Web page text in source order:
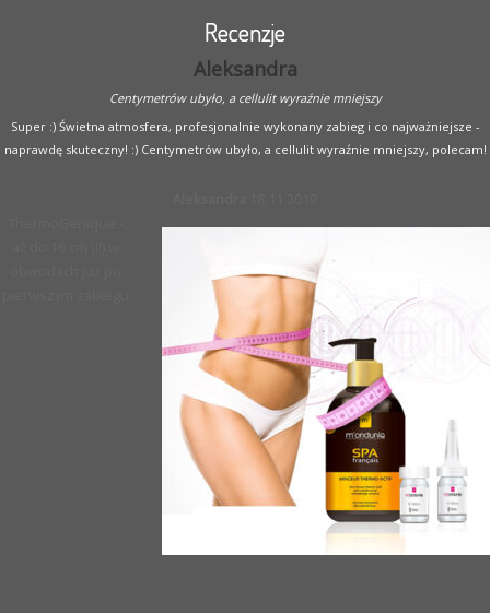
Recenzje
Aleksandra
Centymetrów ubyło, a cellulit wyraźnie mniejszy
Super :) Świetna atmosfera, profesjonalnie wykonany zabieg i co najważniejsze -
naprawdę skuteczny! :) Centymetrów ubyło, a cellulit wyraźnie mniejszy, polecam!